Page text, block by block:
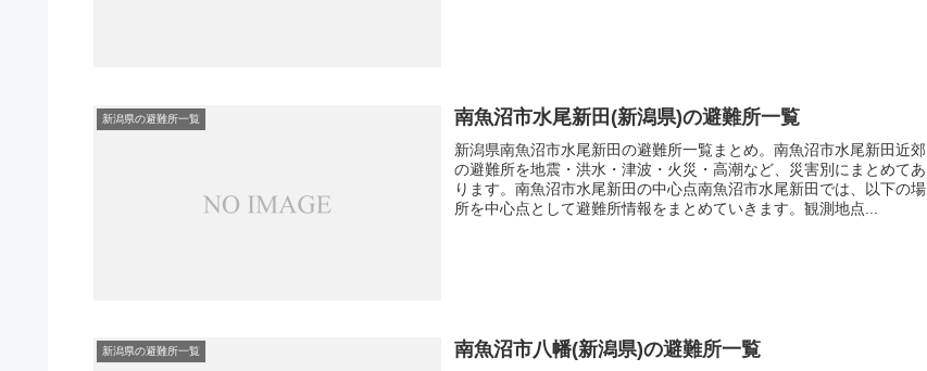
新潟県の避難所一覧 南魚沼市水尾新田(新潟県)の避難所一覧
新潟県南魚沼市水尾新田の避難所一覧まとめ。南魚沼市水尾新田近郊
の避難所を地震・洪水・津波・火災・高潮など、災害別にまとめてあ
ります。南魚沼市水尾新田の中心点南魚沼市水尾新田では、以下の場
所を中心点として避難所情報をまとめていきます。観測地点...
新潟県の避難所一覧 南魚沼市八幡(新潟県)の避難所一覧